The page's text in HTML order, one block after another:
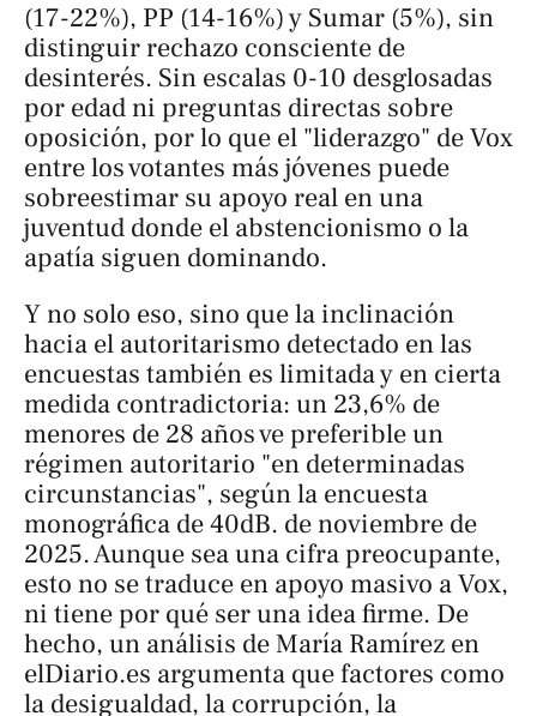
(17-22%), PP (14-16%) y Sumar (5%), sin
distinguir rechazo consciente de
desinterés. Sin escalas 0-10 desglosadas
por edad ni preguntas directas sobre
oposición, por lo que el "liderazgo" de Vox
entre los votantes más jóvenes puede
sobreestimar su apoyo real en una
juventud donde el abstencionismo o la
apatía siguen dominando.
Y no solo eso, sino que la inclinación
hacia el autoritarismo detectado en las
encuestas también es limitada y en cierta
medida contradictoria: un 23,6% de
menores de 28 años ve preferible un
régimen autoritario "en determinadas
circunstancias", según la encuesta
monográfica de 40dB. de noviembre de
2025. Aunque sea una cifra preocupante,
esto no se traduce en apoyo masivo a Vox,
ni tiene por qué ser una idea firme. De
hecho, un análisis de María Ramírez en
elDiario.es argumenta que factores como
la desigualdad, la corrupción, la